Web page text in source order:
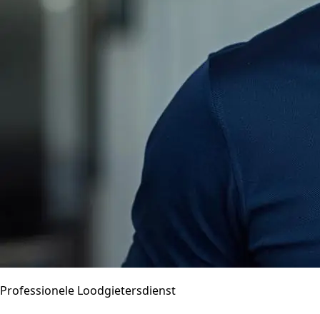
Professionele Loodgietersdienst